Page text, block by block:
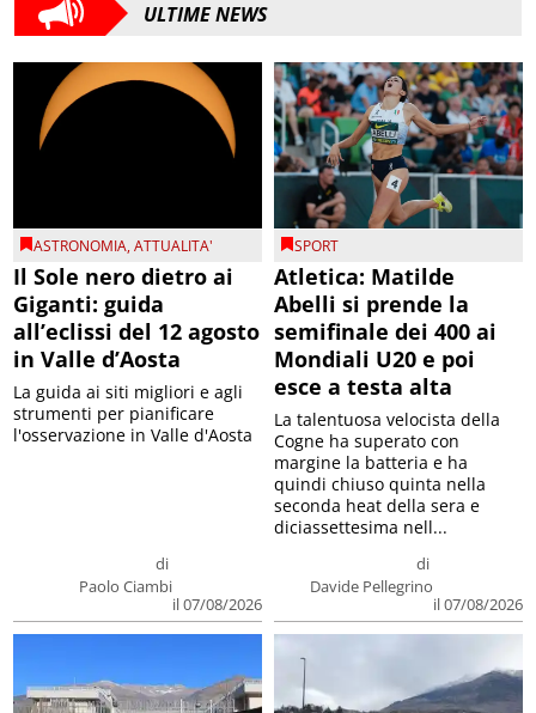
ULTIME NEWS
ASTRONOMIA,ATTUALITA'
Il Sole nero dietro ai
Giganti: guida
all’eclissi del 12 agosto
in Valle d’Aosta
di
Paolo Ciambi
il 07/08/2026
La guida ai siti migliori e agli
strumenti per pianificare
l'osservazione in Valle d'Aosta
SPORT
Atletica: Matilde
Abelli si prende la
semifinale dei 400 ai
Mondiali U20 e poi
esce a testa alta
di
Davide Pellegrino
il 07/08/2026
La talentuosa velocista della
Cogne ha superato con
margine la batteria e ha
quindi chiuso quinta nella
seconda heat della sera e
diciassettesima nell...